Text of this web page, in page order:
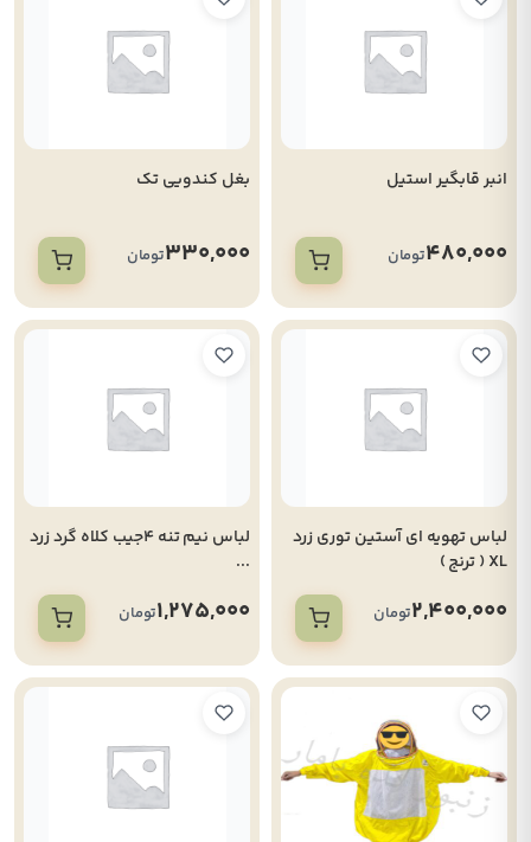
انبر قابگیر استیل
480,000تومان
بغل کندویی تک
330,000تومان
لباس تهویه ای آستین توری زرد
XL ( ترنج )
2,400,000تومان
لباس نیم تنه 4جیب کلاه گرد زرد
...
1,275,000تومان